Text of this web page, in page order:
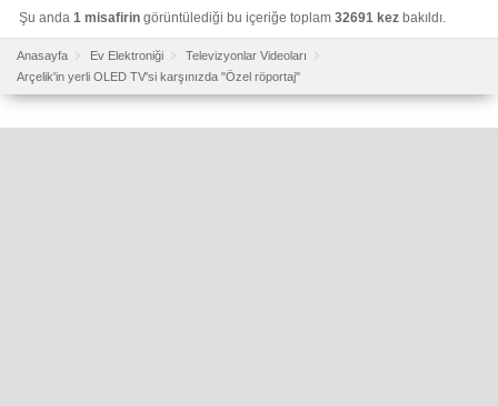
Şu anda 1 misafirin görüntülediği bu içeriğe toplam 32691 kez bakıldı.
Anasayfa Ev Elektroniği
Televizyonlar Videoları
Arçelik'in yerli OLED TV'si karşınızda "Özel röportaj"